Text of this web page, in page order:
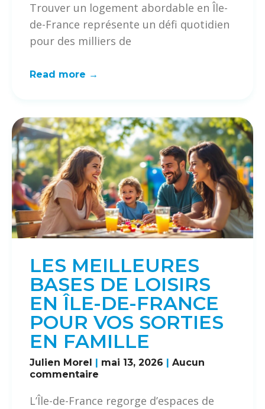
Trouver un logement abordable en Île-
de-France représente un défi quotidien
pour des milliers de
Read more →
LES MEILLEURES
BASES DE LOISIRS
EN ÎLE-DE-FRANCE
POUR VOS SORTIES
EN FAMILLE
Julien Morel mai 13, 2026
Aucun
commentaire
L’Île-de-France regorge d’espaces de